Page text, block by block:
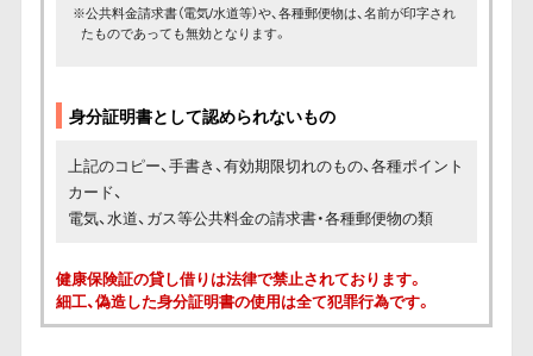
※公共料金請求書（電気/水道等）や、各種郵便物は、名前が印字され
たものであっても無効となります。
身分証明書として認められないもの
上記のコピー、手書き、有効期限切れのもの、各種ポイント
カード、
電気、水道、ガス等公共料金の請求書・各種郵便物の類
健康保険証の貸し借りは法律で禁止されております。
細工、偽造した身分証明書の使用は全て犯罪行為です。